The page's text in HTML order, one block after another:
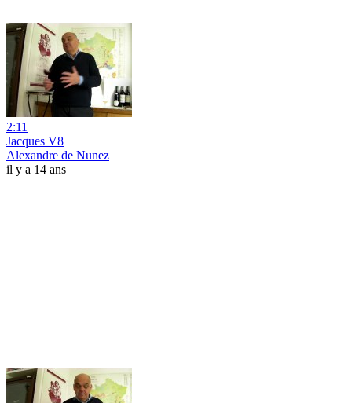
2:11
Jacques V8
Alexandre de Nunez
il y a 14 ans